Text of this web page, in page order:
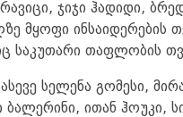
ჯიჯი ჰადიდი,
მყოფი
საკუთარი თაფლობის
სელენა გომესი,
ბალერინი, ითან ჰოუკი,